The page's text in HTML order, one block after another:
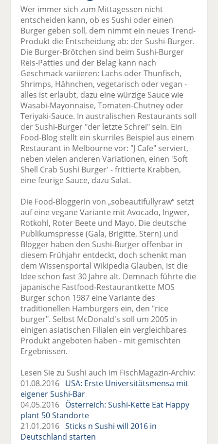
el
a
uf
F
ac
e
b
o
o
k
te
il
e
n
el
t
wi
tt
er
n
uf
Li
n
k
di
n
te
il
e
n
E
m
ai
v
er
se
n
d
e
n
ru
ck
e
Wer immer sich zum Mittagessen nicht
entscheiden kann, ob es Sushi oder einen
Burger geben soll, dem nimmt ein neues Trend-
Produkt die Entscheidung ab: der Sushi-Burger.
Die Burger-Brötchen sind beim Sushi-Burger
Reis-Patties und der Belag kann nach
Geschmack variieren: Lachs oder Thunfisch,
Shrimps, Hähnchen, vegetarisch oder vegan -
alles ist erlaubt, dazu eine würzige Sauce wie
Wasabi-Mayonnaise, Tomaten-Chutney oder
Teriyaki-Sauce. In australischen Restaurants soll
der Sushi-Burger "der letzte Schrei" sein. Ein
Food-Blog stellt ein skurriles Beispiel aus einem
Restaurant in Melbourne vor: "J Cafe" serviert,
neben vielen anderen Variationen, einen 'Soft
Shell Crab Sushi Burger' - frittierte Krabben,
eine feurige Sauce, dazu Salat.
Die Food-Bloggerin von „sobeautifullyraw“ setzt
auf eine vegane Variante mit Avocado, Ingwer,
Rotkohl, Roter Beete und Mayo. Die deutsche
Publikumspresse (Gala, Brigitte, Stern) und
Blogger haben den Sushi-Burger offenbar in
diesem Frühjahr entdeckt, doch schenkt man
dem Wissensportal Wikipedia Glauben, ist die
Idee schon fast 30 Jahre alt. Demnach führte die
japanische Fastfood-Restaurantkette MOS
Burger schon 1987 eine Variante des
traditionellen Hamburgers ein, den "rice
burger". Selbst McDonald's soll um 2005 in
einigen asiatischen Filialen ein vergleichbares
Produkt angeboten haben - mit gemischten
Ergebnissen.
Lesen Sie zu Sushi auch im FischMagazin-Archiv:
01.08.2016 USA: Erste Universitätsmensa mit
eigener Sushi-Bar
04.05.2016 Österreich: Sushi-Kette Eat Happy
plant 50 Standorte
21.01.2016Sticks n Sushi will 2016 in
Deutschland starten